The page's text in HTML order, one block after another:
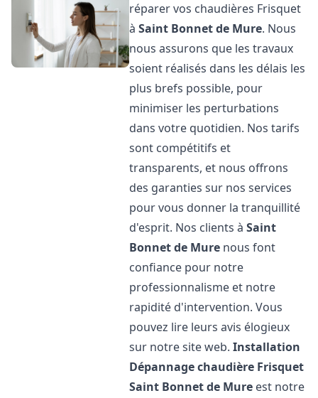
réparer vos chaudières Frisquet
àSaint Bonnet de Mure. Nous
nous assurons que les travaux
soient réalisés dans les délais les
plus brefs possible, pour
minimiser les perturbations
dans votre quotidien. Nos tarifs
sont compétitifs et
transparents, et nous offrons
des garanties sur nos services
pour vous donner la tranquillité
d'esprit. Nos clients àSaint
Bonnet de Mure nous font
confiance pour notre
professionnalisme et notre
rapidité d'intervention. Vous
pouvez lire leurs avis élogieux
sur notre site web.Installation
Dépannage chaudière Frisquet
Saint Bonnet de Mure est notre